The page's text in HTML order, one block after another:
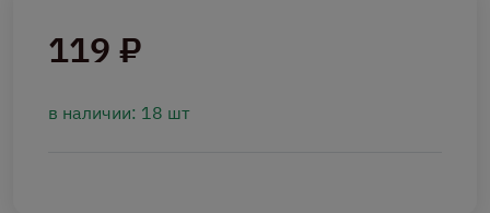
119 ₽
в наличии: 18 шт